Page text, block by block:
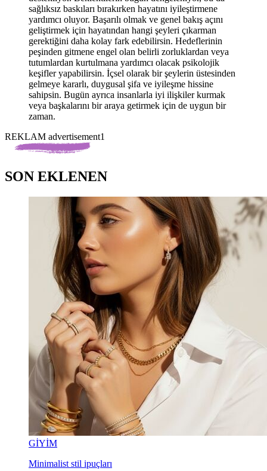
sağlıksız baskıları bırakırken hayatını iyileştirmene
yardımcı oluyor. Başarılı olmak ve genel bakış açını
geliştirmek için hayatından hangi şeyleri çıkarman
gerektiğini daha kolay fark edebilirsin. Hedeflerinin
peşinden gitmene engel olan belirli zorluklardan veya
tutumlardan kurtulmana yardımcı olacak psikolojik
keşifler yapabilirsin. İçsel olarak bir şeylerin üstesinden
gelmeye kararlı, duygusal şifa ve iyileşme hissine
sahipsin. Bugün ayrıca insanlarla iyi ilişkiler kurmak
veya başkalarını bir araya getirmek için de uygun bir
zaman.
REKLAM advertisement1
SON EKLENEN
GİYİM
Minimalist stil ipuçları